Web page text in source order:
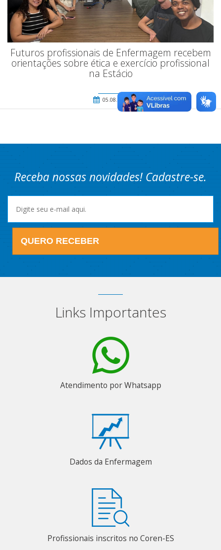
Futuros profissionais de Enfermagem recebem
orientações sobre ética e exercício profissional
na Estácio
05.08.2026
Receba nossas novidades! Cadastre-se.
QUERO RECEBER
Links Importantes
Atendimento por Whatsapp
Dados da Enfermagem
Profissionais inscritos no Coren-ES